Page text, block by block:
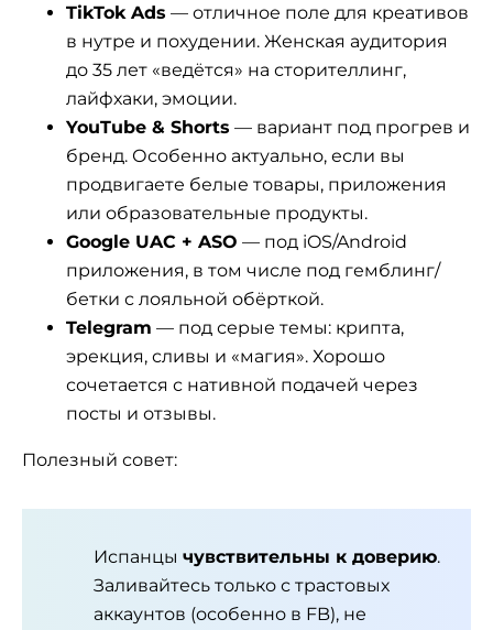
TikTok Ads — отличное поле для креативов
в нутре и похудении. Женская аудитория
до 35 лет «ведётся» на сторителлинг,
лайфхаки, эмоции.
YouTube & Shorts — вариант под прогрев и
бренд. Особенно актуально, если вы
продвигаете белые товары, приложения
или образовательные продукты.
Google UAC + ASO — под iOS/Android
приложения, в том числе под гемблинг/
бетки с лояльной обёрткой.
Telegram — под серые темы: крипта,
эрекция, сливы и «магия». Хорошо
сочетается с нативной подачей через
посты и отзывы.
Полезный совет:
Испанцы чувствительны к доверию.
Заливайтесь только с трастовых
аккаунтов (особенно в FB), не